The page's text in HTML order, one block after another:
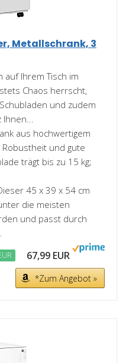
Metallschrank, 3
auf Ihrem Tisch im
Chaos herrscht,
und zudem
aus hochwertigem
und gute
trägt bis zu 15 kg;
45 x 39 x 54 cm
die meisten
und passt durch
67,99 EUR
*Zum Angebot »